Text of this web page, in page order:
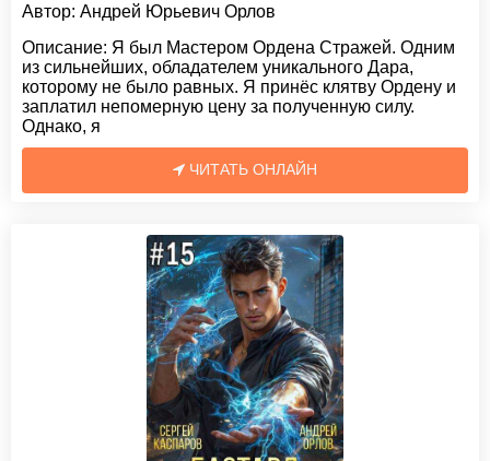
Автор: Андрей Юрьевич Орлов
Описание: Я был Мастером Ордена Стражей. Одним
из сильнейших, обладателем уникального Дара,
которому не было равных. Я принёс клятву Ордену и
заплатил непомерную цену за полученную силу.
Однако, я
ЧИТАТЬ ОНЛАЙН